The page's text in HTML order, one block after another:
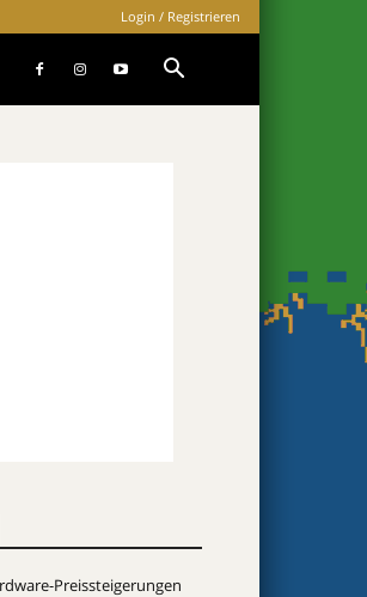
Login / Registrieren
Preissteigerungen